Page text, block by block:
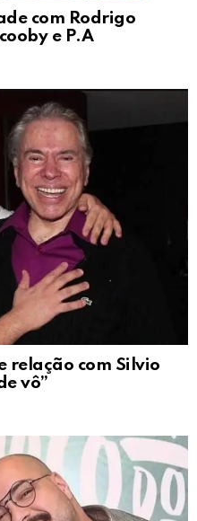
com Rodrigo
e P.A
relação com Silvio
vô”